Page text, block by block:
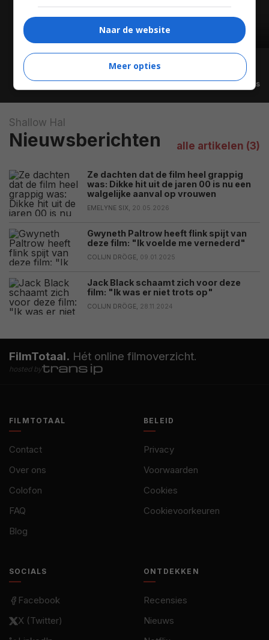
01:20
Alle video's
alle artikelen (3)
Shallow Hal
Nieuwsberichten
Ze dachten dat de film heel grappig
was: Dikke hit uit de jaren 00 is nu een
walgelijke aanval op vrouwen
EMELYNE SIX, 20.05.2026
Gwyneth Paltrow heeft flink spijt van
deze film: "Ik voelde me vernederd"
COLIJN DRÖGE, 09.01.2025
Jack Black schaamt zich voor deze
film: "Ik was er niet trots op"
COLIJN DRÖGE, 28.11.2024
FilmTotaal. Hét online filmoverzicht.
hosted by
FILMTOTAAL
Contact
Over ons
Colofon
FAQ
Blog
BELEID
Privacy
Voorwaarden
Cookies
Cookievoorkeuren
SOCIALS
Facebook
X (Twitter)
ONTDEKKEN
Recensies
Nieuws
Naar de website
Meer opties